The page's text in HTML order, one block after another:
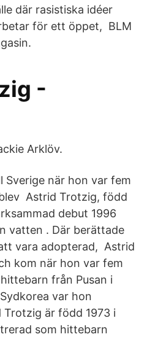
där rasistiska idéer
för ett öppet, BLM
-
Arklöv.
när hon var fem
Astrid Trotzig, född
debut 1996
vatten . Där berättade
vara adopterad, Astrid
kom när hon var fem
från Pusan i
var hon
är född 1973 i
som hittebarn